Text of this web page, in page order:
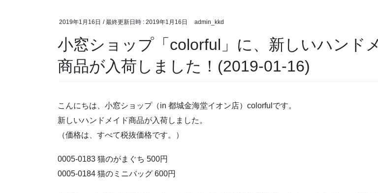
2019年1月16日 / 最終更新日時 : 2019年1月16日 admin_kkd
小窓ショップ「colorful」に、新しいハンド
商品が入荷しました！(2019-01-16)
こんにちは、小窓ショップ（in 都城金海堂イオン店）colorfulです。
新しいハンドメイド商品が入荷しました。
（価格は、すべて税抜価格です。）
0005-0183 猫のがまぐち 500円
0005-0184 猫のミニバッグ 600円